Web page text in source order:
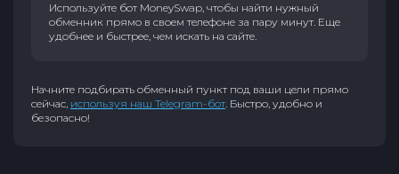
Используйте бот MoneySwap, чтобы найти нужный
обменник прямо в своем телефоне за пару минут. Еще
удобнее и быстрее, чем искать на сайте.
Начните подбирать обменный пункт под ваши цели прямо
сейчас, используя наш Telegram-бот. Быстро, удобно и
безопасно!